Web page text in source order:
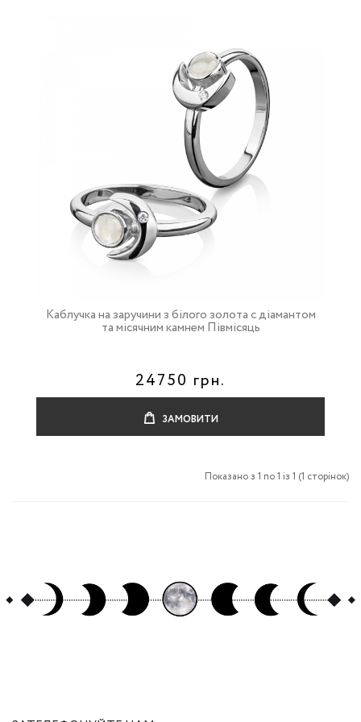
Каблучка на заручини з білого золота с діамантом
та місячним камнем Півмісяць
24750 грн.
ЗАМОВИТИ
Показано з 1 по 1 із 1 (1 сторінок)